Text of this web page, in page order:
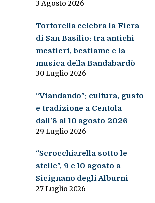
3 Agosto 2026
Tortorella celebra la Fiera
di San Basilio: tra antichi
mestieri, bestiame e la
musica della Bandabardò
30 Luglio 2026
“Viandando”: cultura, gusto
e tradizione a Centola
dall’8 al 10 agosto 2026
29 Luglio 2026
“Scrocchiarella sotto le
stelle”, 9 e 10 agosto a
Sicignano degli Alburni
27 Luglio 2026